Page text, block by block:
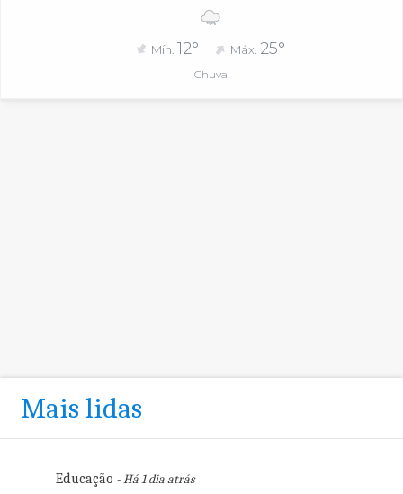
Mín. 12° Máx. 25°
Chuva
Mais lidas
Educação - Há 1 dia atrás